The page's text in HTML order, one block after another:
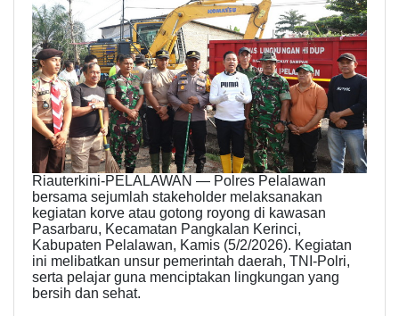
Riauterkini-PELALAWAN — Polres Pelalawan
bersama sejumlah stakeholder melaksanakan
kegiatan korve atau gotong royong di kawasan
Pasarbaru, Kecamatan Pangkalan Kerinci,
Kabupaten Pelalawan, Kamis (5/2/2026). Kegiatan
ini melibatkan unsur pemerintah daerah, TNI-Polri,
serta pelajar guna menciptakan lingkungan yang
bersih dan sehat.